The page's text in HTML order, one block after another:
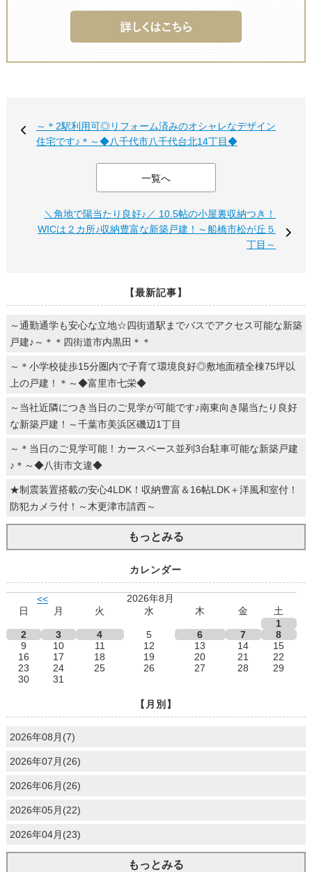
～＊2駅利用可◎リフォーム済みのオシャレなデザイン
住宅です♪＊～◆八千代市八千代台北14丁目◆
一覧へ
＼角地で陽当たり良好♪／ 10.5帖の小屋裏収納つき！
WICは２カ所♪収納豊富な新築戸建！～船橋市松が丘５
丁目～
【最新記事】
～通勤通学も安心な立地☆四街道駅までバスでアクセス可能な新築
戸建♪～＊＊四街道市内黒田＊＊
～＊小学校徒歩15分圏内で子育て環境良好◎敷地面積全棟75坪以
上の戸建！＊～◆富里市七栄◆
～当社近隣につき当日のご見学が可能です♪南東向き陽当たり良好
な新築戸建！～千葉市美浜区磯辺1丁目
～＊当日のご見学可能！カースペース並列3台駐車可能な新築戸建
♪＊～◆八街市文違◆
★制震装置搭載の安心4LDK！収納豊富＆16帖LDK＋洋風和室付！
防犯カメラ付！～木更津市請西～
もっとみる
カレンダー
<<
2026年8月
日
月 火 水 木 金
土
1
2
3 4 5 6 7
8
9
10 11 12 13 14
15
16
17 18 19 20 21
22
23
24 25 26 27 28
29
30
31
【月別】
2026年08月(7)
2026年07月(26)
2026年06月(26)
2026年05月(22)
2026年04月(23)
もっとみる